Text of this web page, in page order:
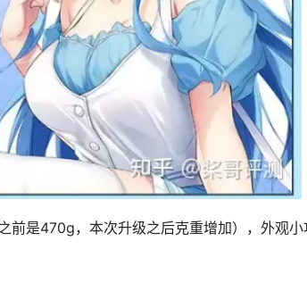
前是470g，本次升级之后克重增加），外观小